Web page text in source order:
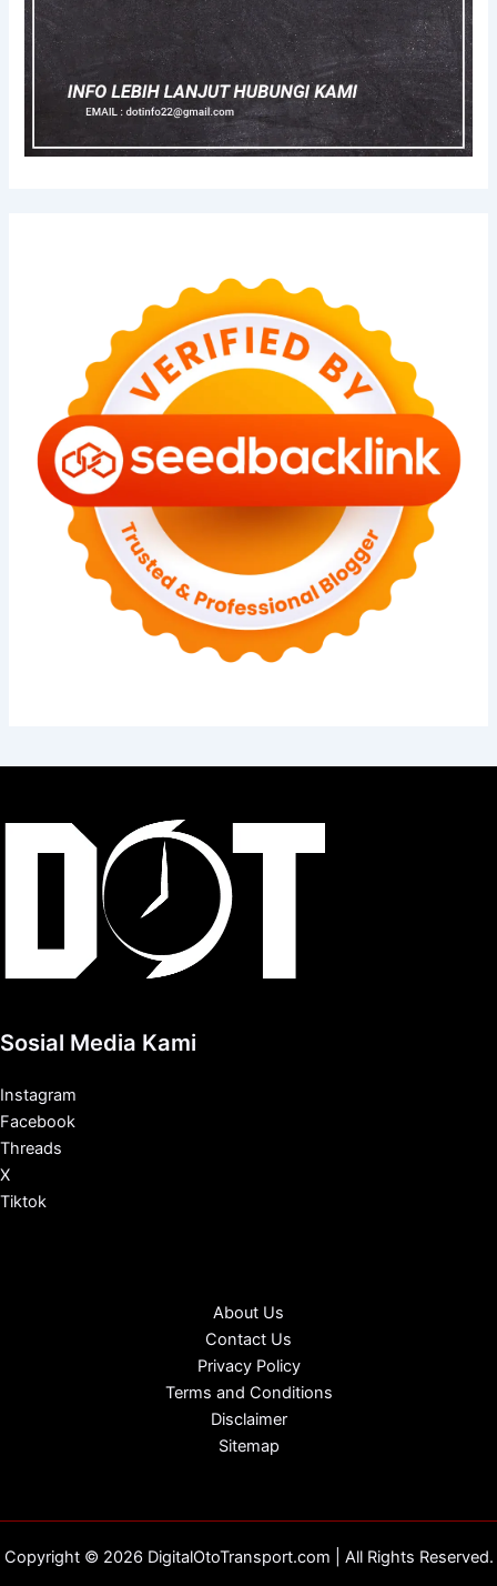
Sosial Media Kami
Instagram
Facebook
Threads
X
Tiktok
About Us
Contact Us
Privacy Policy
Terms and Conditions
Disclaimer
Sitemap
Copyright © 2026 DigitalOtoTransport.com | All Rights Reserved.